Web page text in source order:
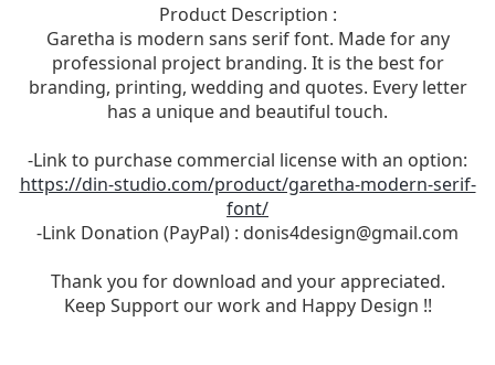
Product Description :
Garetha is modern sans serif font. Made for any
professional project branding. It is the best for
branding, printing, wedding and quotes. Every letter
has a unique and beautiful touch.
-Link to purchase commercial license with an option:
https://din-studio.com/product/garetha-modern-serif-
font/
-Link Donation (PayPal) : donis4design@gmail.com
Thank you for download and your appreciated.
Keep Support our work and Happy Design !!